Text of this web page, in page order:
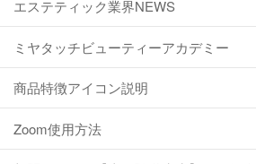
エステティック業界NEWS
ミヤタッチビューティーアカデミー
商品特徴アイコン説明
Zoom使用方法